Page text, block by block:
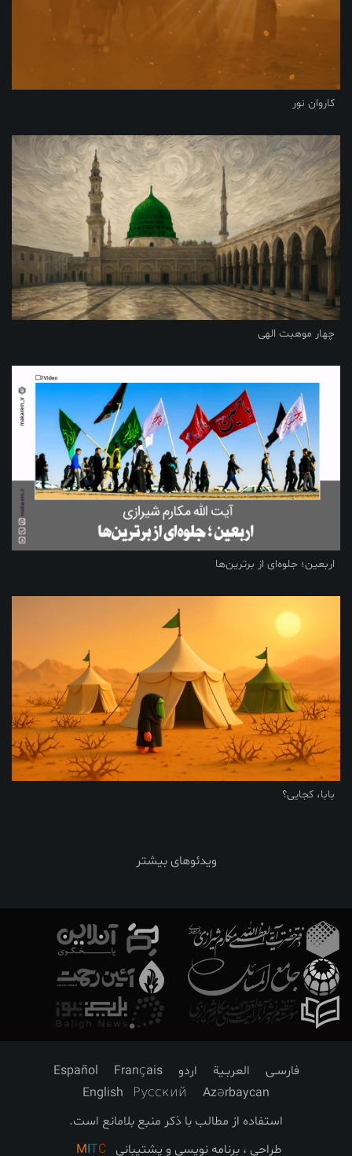
کاروان نور
چهار موهبت الهی
اربعین؛ جلوه‌ای از برترین‌ها
بابا، کجایی؟
ویدئوهای بیشتر
فارسـی العربـیة اردو Français
Español
Azərbaycan
Русский
English
استفاده از مطالب با ذکر منبع بلامانع است.
طراحی ، برنامه نویسی و پشتیبانی
MITC